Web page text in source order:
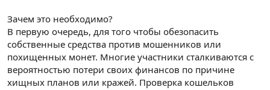
Зачем это необходимо?
В первую очередь, для того чтобы обезопасить
собственные средства против мошенников или
похищенных монет. Многие участники сталкиваются с
вероятностью потери своих финансов по причине
хищных планов или кражей. Проверка кошельков